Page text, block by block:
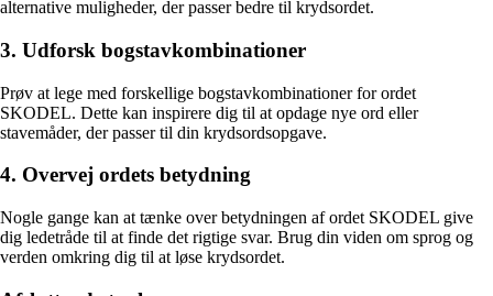
alternative muligheder, der passer bedre til krydsordet.
3. Udforsk bogstavkombinationer
Prøv at lege med forskellige bogstavkombinationer for ordet
SKODEL. Dette kan inspirere dig til at opdage nye ord eller
stavemåder, der passer til din krydsordsopgave.
4. Overvej ordets betydning
Nogle gange kan at tænke over betydningen af ordet SKODEL give
dig ledetråde til at finde det rigtige svar. Brug din viden om sprog og
verden omkring dig til at løse krydsordet.